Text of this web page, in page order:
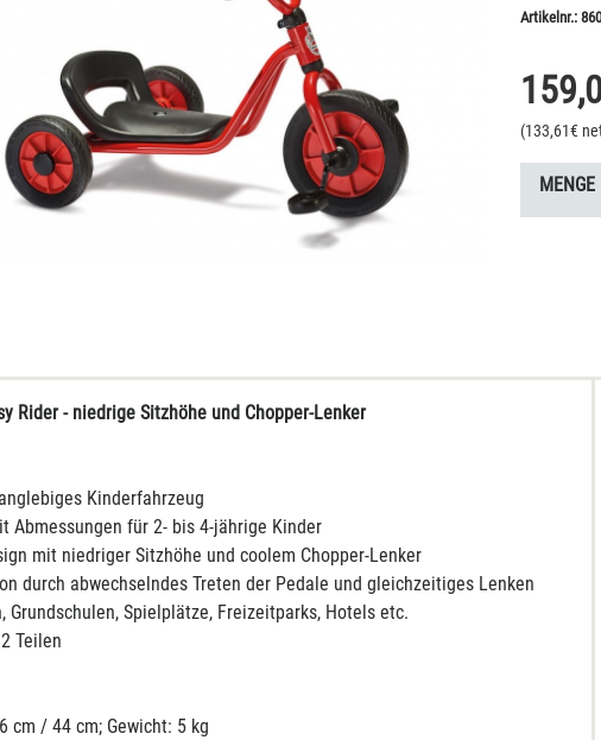
Artikelnr.:
(133,61€
MENGE
Rider - niedrige Sitzhöhe und Chopper-Lenker
Kinderfahrzeug
Abmessungen für 2- bis 4-jährige Kinder
mit niedriger Sitzhöhe und coolem Chopper-Lenker
durch abwechselndes Treten der Pedale und gleichzeitiges Lenken
Grundschulen, Spielplätze, Freizeitparks, Hotels etc.
Teilen
cm / 44 cm; Gewicht: 5 kg